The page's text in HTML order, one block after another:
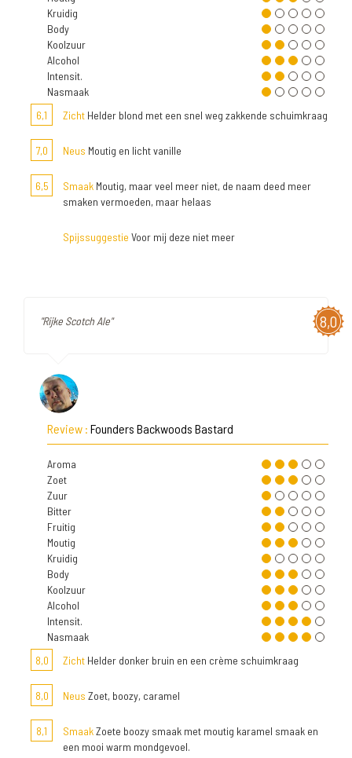
Kruidig
Body
Koolzuur
Alcohol
Intensit.
Nasmaak
6,1
Zicht Helder blond met een snel weg zakkende schuimkraag
7,0 Neus Moutig en licht vanille
6,5 Smaak Moutig, maar veel meer niet, de naam deed meer
smaken vermoeden, maar helaas
Spijssuggestie Voor mij deze niet meer
8,0
"Rijke Scotch Ale"
Review : Founders Backwoods Bastard
Aroma
Zoet
Zuur
Bitter
Fruitig
Moutig
Kruidig
Body
Koolzuur
Alcohol
Intensit.
Nasmaak
8,0
Zicht Helder donker bruin en een crème schuimkraag
8,0 Neus Zoet, boozy, caramel
8,1 SmaakZoete boozy smaak met moutig karamel smaak en
een mooi warm mondgevoel.